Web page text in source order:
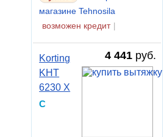
магазине Tehnosila
возможен кредит
4 441 руб.
Korting
KHT
6230 X
С